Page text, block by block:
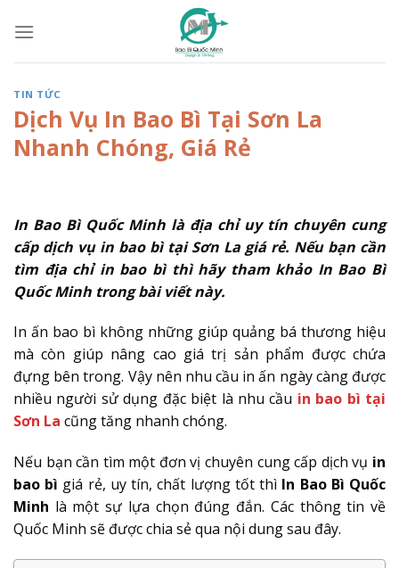
TIN TỨC
Dịch Vụ In Bao Bì Tại Sơn La
Nhanh Chóng, Giá Rẻ
In Bao Bì Quốc Minh là địa chỉ uy tín chuyên cung
cấp dịch vụ in bao bì tại Sơn La giá rẻ. Nếu bạn cần
tìm địa chỉ in bao bì thì hãy tham khảo In Bao Bì
Quốc Minh trong bài viết này.
In ấn bao bì không những giúp quảng bá thương hiệu
mà còn giúp nâng cao giá trị sản phẩm được chứa
đựng bên trong. Vậy nên nhu cầu in ấn ngày càng được
nhiều người sử dụng đặc biệt là nhu cầu in bao bì tại
Sơn La cũng tăng nhanh chóng.
Nếu bạn cần tìm một đơn vị chuyên cung cấp dịch vụ in
bao bì giá rẻ, uy tín, chất lượng tốt thì In Bao Bì Quốc
Minh là một sự lựa chọn đúng đắn. Các thông tin về
Quốc Minh sẽ được chia sẻ qua nội dung sau đây.